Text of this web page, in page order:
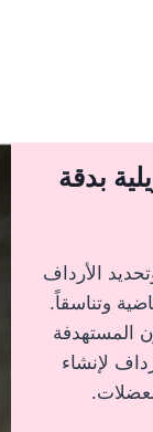
بدقة
الأرداف
وتناسقاً.
المستهدفة
لإنشاء